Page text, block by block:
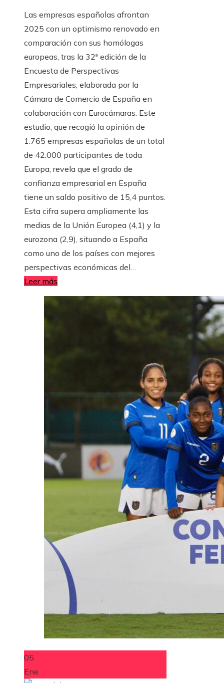
Las empresas españolas afrontan
2025 con un optimismo renovado en
comparación con sus homólogas
europeas, tras la 32ª edición de la
Encuesta de Perspectivas
Empresariales, elaborada por la
Cámara de Comercio de España en
colaboración con Eurocámaras. Este
estudio, que recogió la opinión de
1.765 empresas españolas de un total
de 42.000 participantes de toda
Europa, revela que el grado de
confianza empresarial en España
tiene un saldo positivo de 15,4 puntos.
Esta cifra supera ampliamente las
medias de la Unión Europea (4,1) y la
eurozona (2,9), situando a España
como uno de los países con mejores
perspectivas económicas del…
Leer más
05
Ene